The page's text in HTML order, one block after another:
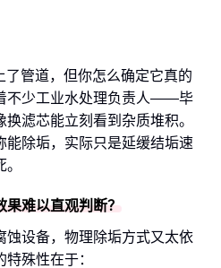
了管道，但你怎么确定它真的
不少工业水处理负责人——毕
滤芯能立刻看到杂质堆积。
能除垢，实际只是延缓结垢速
难以直观判断？
蚀设备，物理除垢方式又太依
殊性在于：